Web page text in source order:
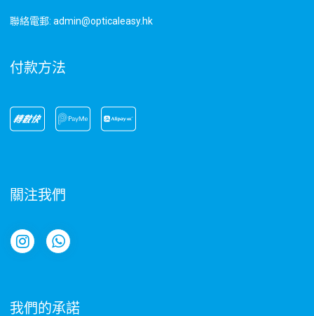
聯絡電郵: admin@opticaleasy.hk
付款方法
關注我們
我們的承諾